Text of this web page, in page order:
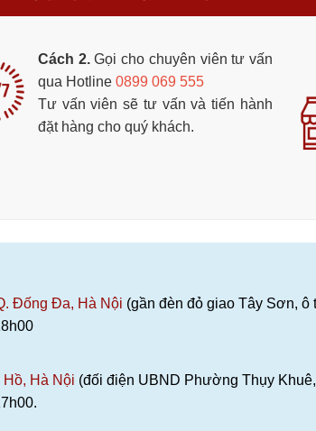
Cách 2.Gọi cho chuyên viên tư vấn
qua Hotline 0899 069 555
Tư vấn viên sẽ tư vấn và tiến hành
đặt hàng cho quý khách.
Đống Đa, Hà Nội (gần đèn đỏ giao Tây Sơn, ô
Hồ, Hà Nội (đối điện UBND Phường Thụy